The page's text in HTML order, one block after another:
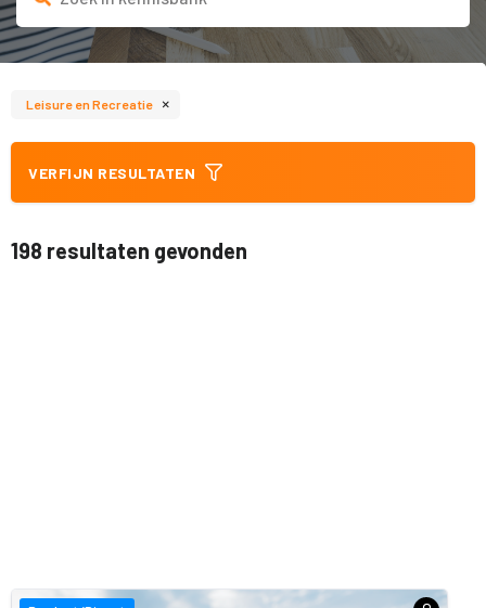
Leisure en Recreatie ×
VERFIJN RESULTATEN
198 resultaten gevonden